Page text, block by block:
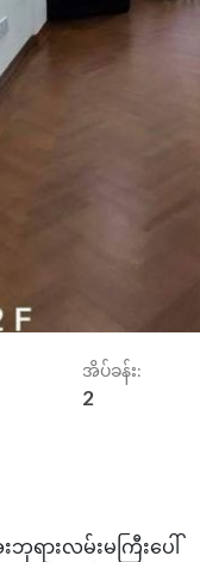
အိပ်ခန်း:
2
ရားလမ်းမကြီးပေါ်